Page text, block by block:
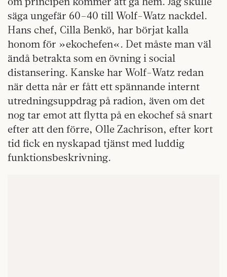
säga ungefär 60–40 till Wolf-Watz nackdel.
Hans chef, Cilla Benkö, har börjat kalla
honom för »ekochefen«. Det måste man väl
ändå betrakta som en övning i social
distansering. Kanske har Wolf-Watz redan
när detta når er fått ett spännande internt
utredningsuppdrag på radion, även om det
nog tar emot att flytta på en ekochef så snart
efter att den förre, Olle Zachrison, efter kort
tid fick en nyskapad tjänst med luddig
funktionsbeskrivning.